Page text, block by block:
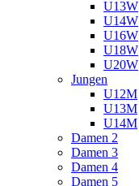
U13W
U14W
U16W
U18W
U20W
Jungen
U12M
U13M
U14M
Damen 2
Damen 3
Damen 4
Damen 5